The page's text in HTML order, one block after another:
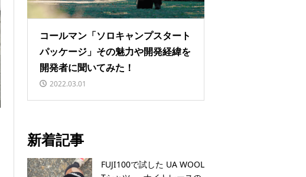
コールマン「ソロキャンプスタート
パッケージ」その魅力や開発経緯を
開発者に聞いてみた！
2022.03.01
新着記事
FUJI100で試した UA WOOL